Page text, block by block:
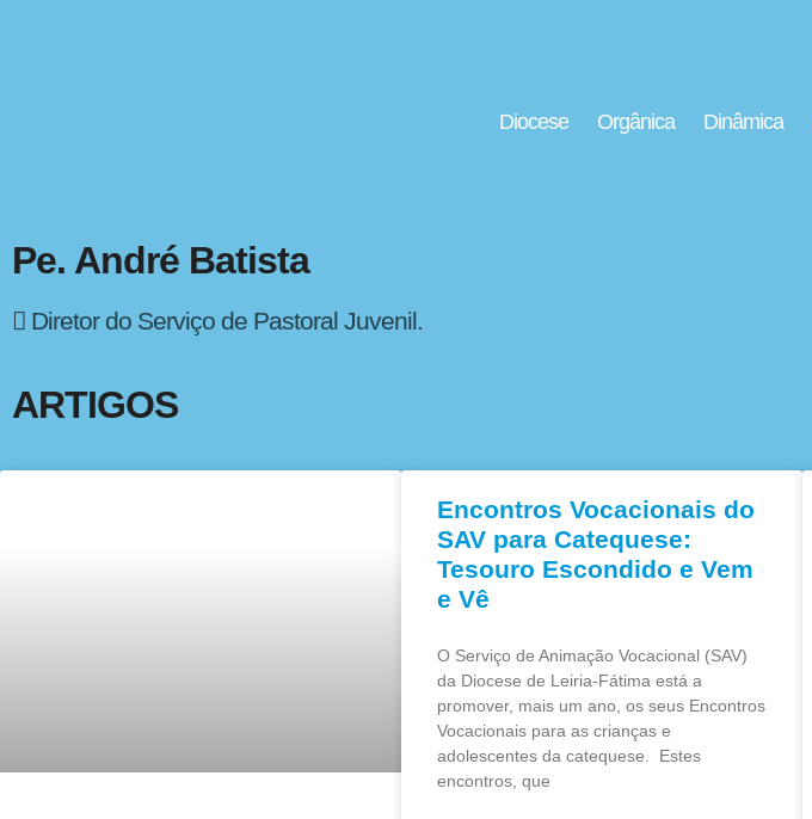
Diocese Orgânica Dinâmica
Pe. André Batista
Diretor do Serviço de Pastoral Juvenil.
ARTIGOS
Encontros Vocacionais do
SAV para Catequese:
Tesouro Escondido e Vem
e Vê
O Serviço de Animação Vocacional (SAV)
da Diocese de Leiria-Fátima está a
promover, mais um ano, os seus Encontros
Vocacionais para as crianças e
adolescentes da catequese. Estes
encontros, que